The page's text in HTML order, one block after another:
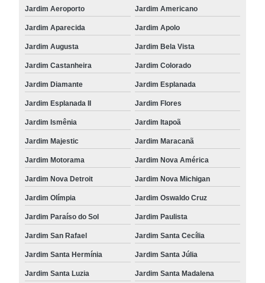
Jardim Aeroporto Jardim Americano
Jardim Aparecida Jardim Apolo
Jardim Augusta Jardim Bela Vista
Jardim Castanheira Jardim Colorado
Jardim Diamante Jardim Esplanada
Jardim Esplanada II Jardim Flores
Jardim Ismênia Jardim Itapoã
Jardim Majestic Jardim Maracanã
Jardim Motorama Jardim Nova América
Jardim Nova Detroit Jardim Nova Michigan
Jardim Olímpia Jardim Oswaldo Cruz
Jardim Paraíso do Sol Jardim Paulista
Jardim San Rafael Jardim Santa Cecília
Jardim Santa Hermínia Jardim Santa Júlia
Jardim Santa Luzia Jardim Santa Madalena